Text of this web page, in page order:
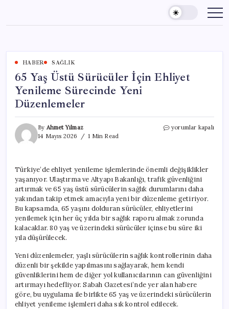
content
HABER SAĞLIK
65 Yaş Üstü Sürücüler İçin Ehliyet
Yenileme Sürecinde Yeni
Düzenlemeler
By Ahmet Yılmaz
14 Mayıs 2026
1 Min Read
65
Ehliyet
Yenileme
Sürecinde
Yeni
Düzenlemeler
için
yorumlar kapalı
Türkiye’de ehliyet yenileme işlemlerinde önemli değişiklikler
yaşanıyor. Ulaştırma ve Altyapı Bakanlığı, trafik güvenliğini
artırmak ve 65 yaş üstü sürücülerin sağlık durumlarını daha
yakından takip etmek amacıyla yeni bir düzenleme getiriyor.
Bu kapsamda, 65 yaşını dolduran sürücüler, ehliyetlerini
yenilemek için her üç yılda bir sağlık raporu almak zorunda
kalacaklar. 80 yaş ve üzerindeki sürücüler içinse bu süre iki
yıla düşürülecek.
Yeni düzenlemeler, yaşlı sürücülerin sağlık kontrollerinin daha
düzenli bir şekilde yapılmasını sağlayarak, hem kendi
güvenliklerini hem de diğer yol kullanıcılarının can güvenliğini
artırmayı hedefliyor. Sabah Gazetesi’nde yer alan habere
göre, bu uygulama ile birlikte 65 yaş ve üzerindeki sürücülerin
ehliyet yenileme işlemleri daha sık kontrol edilecek.